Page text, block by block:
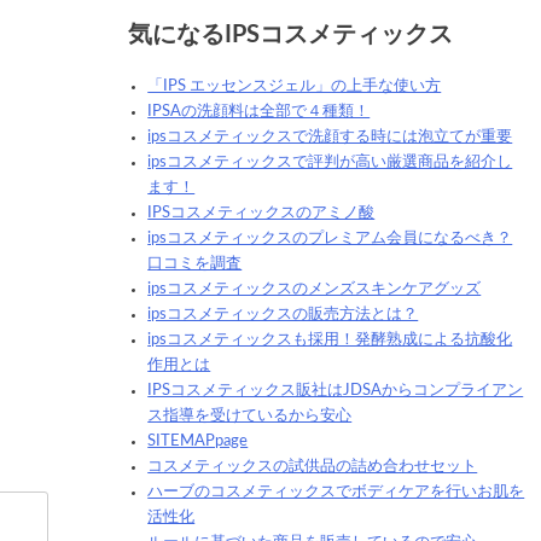
気になるIPSコスメティックス
「IPS エッセンスジェル」の上手な使い方
IPSAの洗顔料は全部で４種類！
ipsコスメティックスで洗顔する時には泡立てが重要
ipsコスメティックスで評判が高い厳選商品を紹介し
ます！
IPSコスメティックスのアミノ酸
ipsコスメティックスのプレミアム会員になるべき？
口コミを調査
ipsコスメティックスのメンズスキンケアグッズ
ipsコスメティックスの販売方法とは？
ipsコスメティックスも採用！発酵熟成による抗酸化
作用とは
IPSコスメティックス販社はJDSAからコンプライアン
ス指導を受けているから安心
SITEMAPpage
コスメティックスの試供品の詰め合わせセット
ハーブのコスメティックスでボディケアを行いお肌を
活性化